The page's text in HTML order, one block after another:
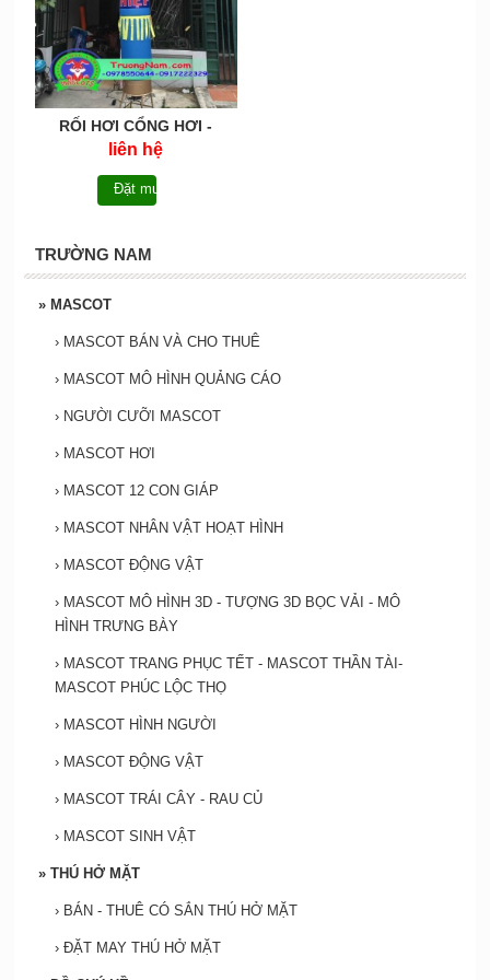
RỐI HƠI CỔNG HƠI -
MCRH010
liên hệ
Đặt mua
TRƯỜNG NAM
» MASCOT
› MASCOT BÁN VÀ CHO THUÊ
› MASCOT MÔ HÌNH QUẢNG CÁO
› NGƯỜI CƯỠI MASCOT
› MASCOT HƠI
› MASCOT 12 CON GIÁP
› MASCOT NHÂN VẬT HOẠT HÌNH
› MASCOT ĐỘNG VẬT
› MASCOT MÔ HÌNH 3D - TƯỢNG 3D BỌC VẢI - MÔ
HÌNH TRƯNG BÀY
› MASCOT TRANG PHỤC TẾT - MASCOT THẦN TÀI-
MASCOT PHÚC LỘC THỌ
› MASCOT HÌNH NGƯỜI
› MASCOT ĐỘNG VẬT
› MASCOT TRÁI CÂY - RAU CỦ
› MASCOT SINH VẬT
» THÚ HỞ MẶT
› BÁN - THUÊ CÓ SẮN THÚ HỞ MẶT
› ĐẶT MAY THÚ HỞ MẶT